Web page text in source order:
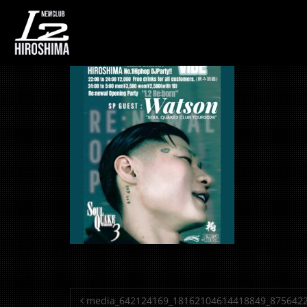
投稿ナビゲーション